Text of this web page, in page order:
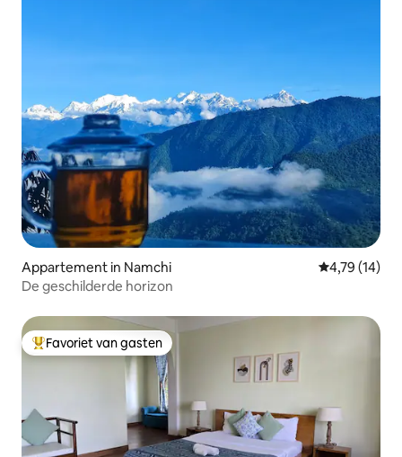
Appartement in Namchi Gemiddelde
4,79 (14)
De geschilderde horizon
Topfavoriet van gasten
Favoriet van gasten